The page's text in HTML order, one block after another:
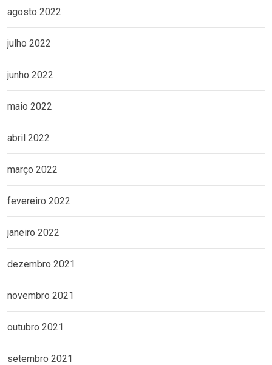
agosto 2022
julho 2022
junho 2022
maio 2022
abril 2022
março 2022
fevereiro 2022
janeiro 2022
dezembro 2021
novembro 2021
outubro 2021
setembro 2021